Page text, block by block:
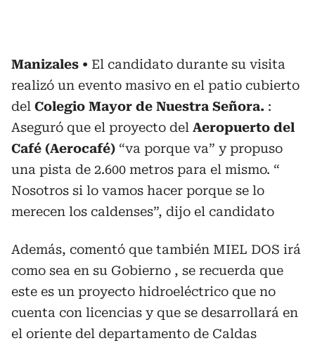
Manizales
El candidato durante su visita
realizó un evento masivo en el patio cubierto
del Colegio Mayor de Nuestra Señora. :
Aseguró que el proyecto del Aeropuerto del
Café (Aerocafé) “va porque va” y propuso
una pista de 2.600 metros para el mismo. “
Nosotros si lo vamos hacer porque se lo
merecen los caldenses”, dijo el candidato
Además, comentó que también MIEL DOS irá
como sea en su Gobierno , se recuerda que
este es un proyecto hidroeléctrico que no
cuenta con licencias y que se desarrollará en
el oriente del departamento de Caldas